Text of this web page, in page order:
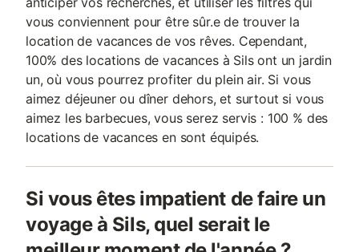
vous conviennent pour être sûr.e de trouver la
location de vacances de vos rêves. Cependant,
100% des locations de vacances à Sils ont un jardin
un, où vous pourrez profiter du plein air. Si vous
aimez déjeuner ou dîner dehors, et surtout si vous
aimez les barbecues, vous serez servis : 100 % des
locations de vacances en sont équipés.
Si vous êtes impatient de faire un
voyage à Sils, quel serait le